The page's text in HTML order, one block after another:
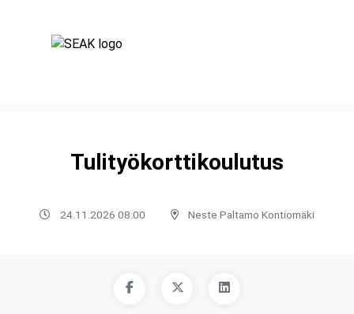
Tulityökorttikoulutus
24.11.2026 08:00 Neste Paltamo Kontiomäki